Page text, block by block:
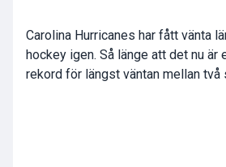
Carolina Hurricanes har fått vänta
hockey igen. Så länge att det nu är
rekord för längst väntan mellan